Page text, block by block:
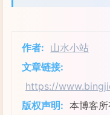
作者: 山水小站
文章链接:
https://
版权声明: 本博客